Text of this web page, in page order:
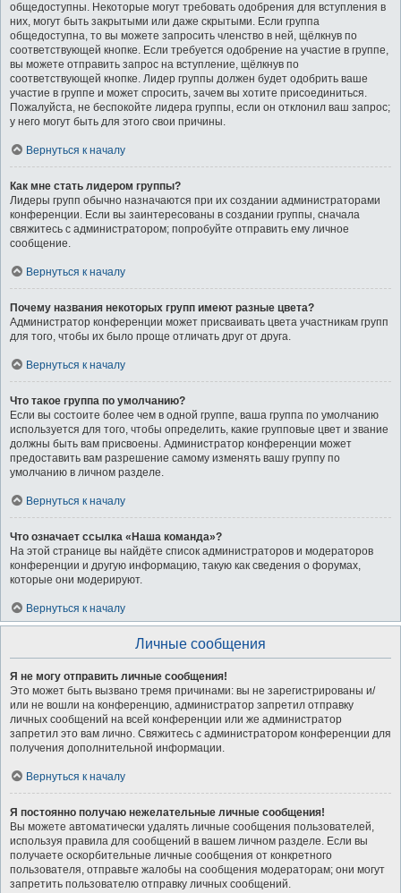
общедоступны. Некоторые могут требовать одобрения для вступления в
них, могут быть закрытыми или даже скрытыми. Если группа
общедоступна, то вы можете запросить членство в ней, щёлкнув по
соответствующей кнопке. Если требуется одобрение на участие в группе,
вы можете отправить запрос на вступление, щёлкнув по
соответствующей кнопке. Лидер группы должен будет одобрить ваше
участие в группе и может спросить, зачем вы хотите присоединиться.
Пожалуйста, не беспокойте лидера группы, если он отклонил ваш запрос;
у него могут быть для этого свои причины.
Вернуться к началу
Как мне стать лидером группы?
Лидеры групп обычно назначаются при их создании администраторами
конференции. Если вы заинтересованы в создании группы, сначала
свяжитесь с администратором; попробуйте отправить ему личное
сообщение.
Вернуться к началу
Почему названия некоторых групп имеют разные цвета?
Администратор конференции может присваивать цвета участникам групп
для того, чтобы их было проще отличать друг от друга.
Вернуться к началу
Что такое группа по умолчанию?
Если вы состоите более чем в одной группе, ваша группа по умолчанию
используется для того, чтобы определить, какие групповые цвет и звание
должны быть вам присвоены. Администратор конференции может
предоставить вам разрешение самому изменять вашу группу по
умолчанию в личном разделе.
Вернуться к началу
Что означает ссылка «Наша команда»?
На этой странице вы найдёте список администраторов и модераторов
конференции и другую информацию, такую как сведения о форумах,
которые они модерируют.
Вернуться к началу
Личные сообщения
Я не могу отправить личные сообщения!
Это может быть вызвано тремя причинами: вы не зарегистрированы и/
или не вошли на конференцию, администратор запретил отправку
личных сообщений на всей конференции или же администратор
запретил это вам лично. Свяжитесь с администратором конференции для
получения дополнительной информации.
Вернуться к началу
Я постоянно получаю нежелательные личные сообщения!
Вы можете автоматически удалять личные сообщения пользователей,
используя правила для сообщений в вашем личном разделе. Если вы
получаете оскорбительные личные сообщения от конкретного
пользователя, отправьте жалобы на сообщения модераторам; они могут
запретить пользователю отправку личных сообщений.